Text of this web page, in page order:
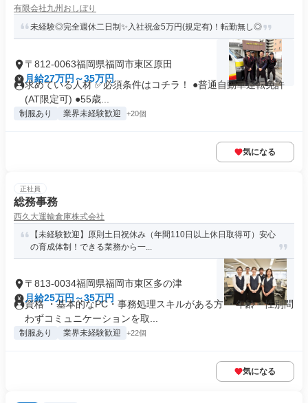
有限会社九州おしぼり
未経験◎完全週休二日制✨入社祝金5万円(規定有)！転勤無し◎
〒812-0063福岡県福岡市東区原田
月給27万円～35万円
求めている人材 ✅必須条件はコチラ！ ●普通自動車運転免許
(AT限定可) ●55歳...
制服あり 業界未経験歓迎 +20個
気になる
正社員
総務事務
西久大運輸倉庫株式会社
【未経験歓迎】原則土日祝休み（年間110日以上休日取得可）安心
の育成体制！できる業務から一...
〒813-0034福岡県福岡市東区多の津
月給25万円～35万円
資格 ・基本的なPC・事務処理スキルがある方 ・年齢・性別問
わずコミュニケーションを取...
制服あり 業界未経験歓迎 +22個
気になる